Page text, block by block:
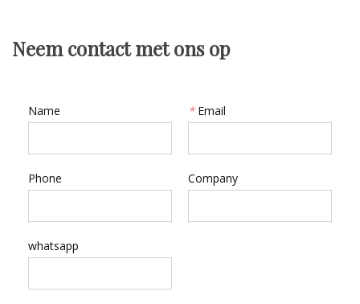
Neem contact met ons op
Name * Email
Phone Company
whatsapp